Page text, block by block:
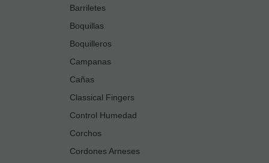
Barriletes
Boquillas
Boquilleros
Campanas
Cañas
Classical Fingers
Control Humedad
Corchos
Cordones Arneses